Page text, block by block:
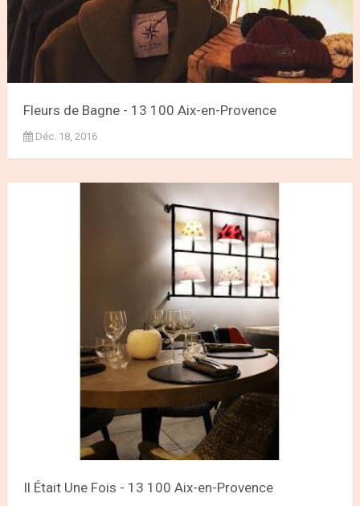
Fleurs de Bagne - 13 100 Aix-en-Provence
Déc. 18, 2016
Il Était Une Fois - 13 100 Aix-en-Provence